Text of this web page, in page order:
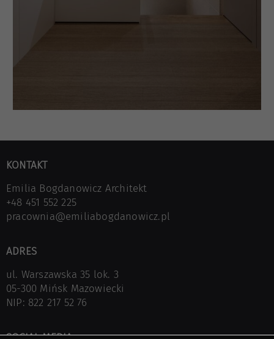
KONTAKT
Emilia Bogdanowicz Architekt
+48 451 552 225
pracownia@emiliabogdanowicz.pl
ADRES
ul. Warszawska 35 lok. 3
05-300 Mińsk Mazowiecki
NIP: 822 217 52 76